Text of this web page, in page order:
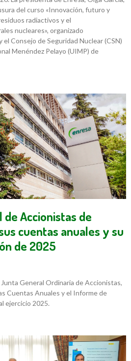
del curso «Innovación, futuro y
radiactivos y el
nucleares», organizado
Consejo de Seguridad Nuclear (CSN)
Menéndez Pelayo (UIMP) de
Accionistas de
cuentas anuales y su
de 2025
General Ordinaria de Accionistas,
Cuentas Anuales y el Informe de
ejercicio 2025.